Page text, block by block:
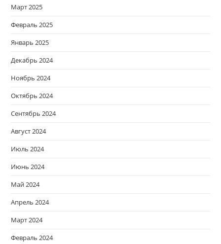
Март 2025
Февраль 2025
Январь 2025
Декабрь 2024
Ноябрь 2024
Октябрь 2024
Сентябрь 2024
Август 2024
Июль 2024
Июнь 2024
Май 2024
Апрель 2024
Март 2024
Февраль 2024